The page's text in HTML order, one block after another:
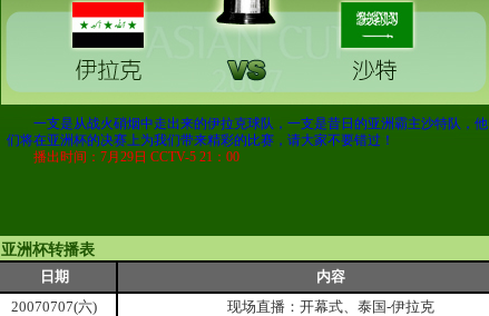
一支是从战火硝烟中走出来的伊拉克球队，一支是昔日的亚洲霸主沙特队，他
们将在亚洲杯的决赛上为我们带来精彩的比赛，请大家不要错过！
播出时间：7月29日 CCTV-5 21：00
亚洲杯转播表
日期 内容
20070707(六)
现场直播：开幕式、泰国-伊拉克